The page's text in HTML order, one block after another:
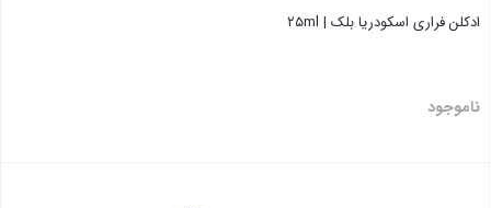
ادکلن فراری اسکودریا بلک | ۲۵ml
ناموجود